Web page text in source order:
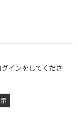
インをしてくださ